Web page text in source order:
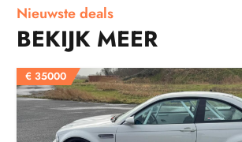
Nieuwste deals
BEKIJK MEER
€ 35000